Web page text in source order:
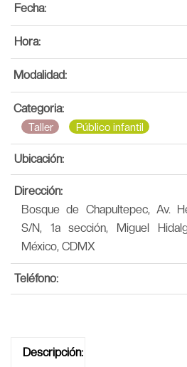
Fecha:
Hora:
Modalidad:
Categoria:
Taller Público infantil
Ubicación:
Dirección:
Bosque de Chapultepec, Av.
S/N, 1a sección, Miguel
México, CDMX
Teléfono:
Descripción: